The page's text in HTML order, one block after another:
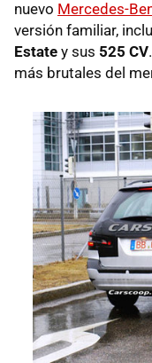
nuevo Mercedes-
versión familiar,
Estate y sus 525 CV
más brutales del